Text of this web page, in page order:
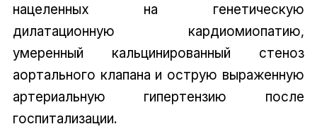
нацеленных на генетическую
дилатационную кардиомиопатию,
умеренный кальцинированный стеноз
аортального клапана и острую выраженную
артериальную гипертензию после
госпитализации.